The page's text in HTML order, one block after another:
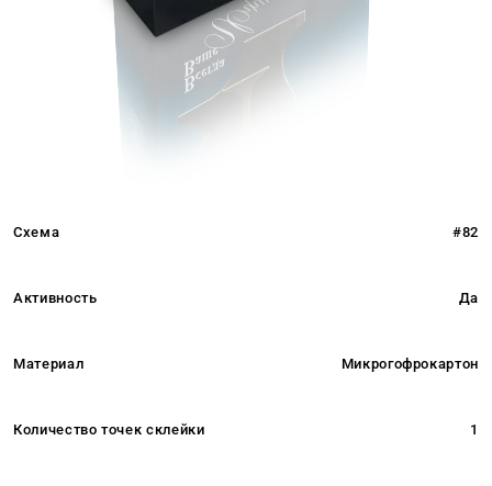
Схема #82
Активность Да
Материал Микрогофрокартон
Количество точек склейки 1